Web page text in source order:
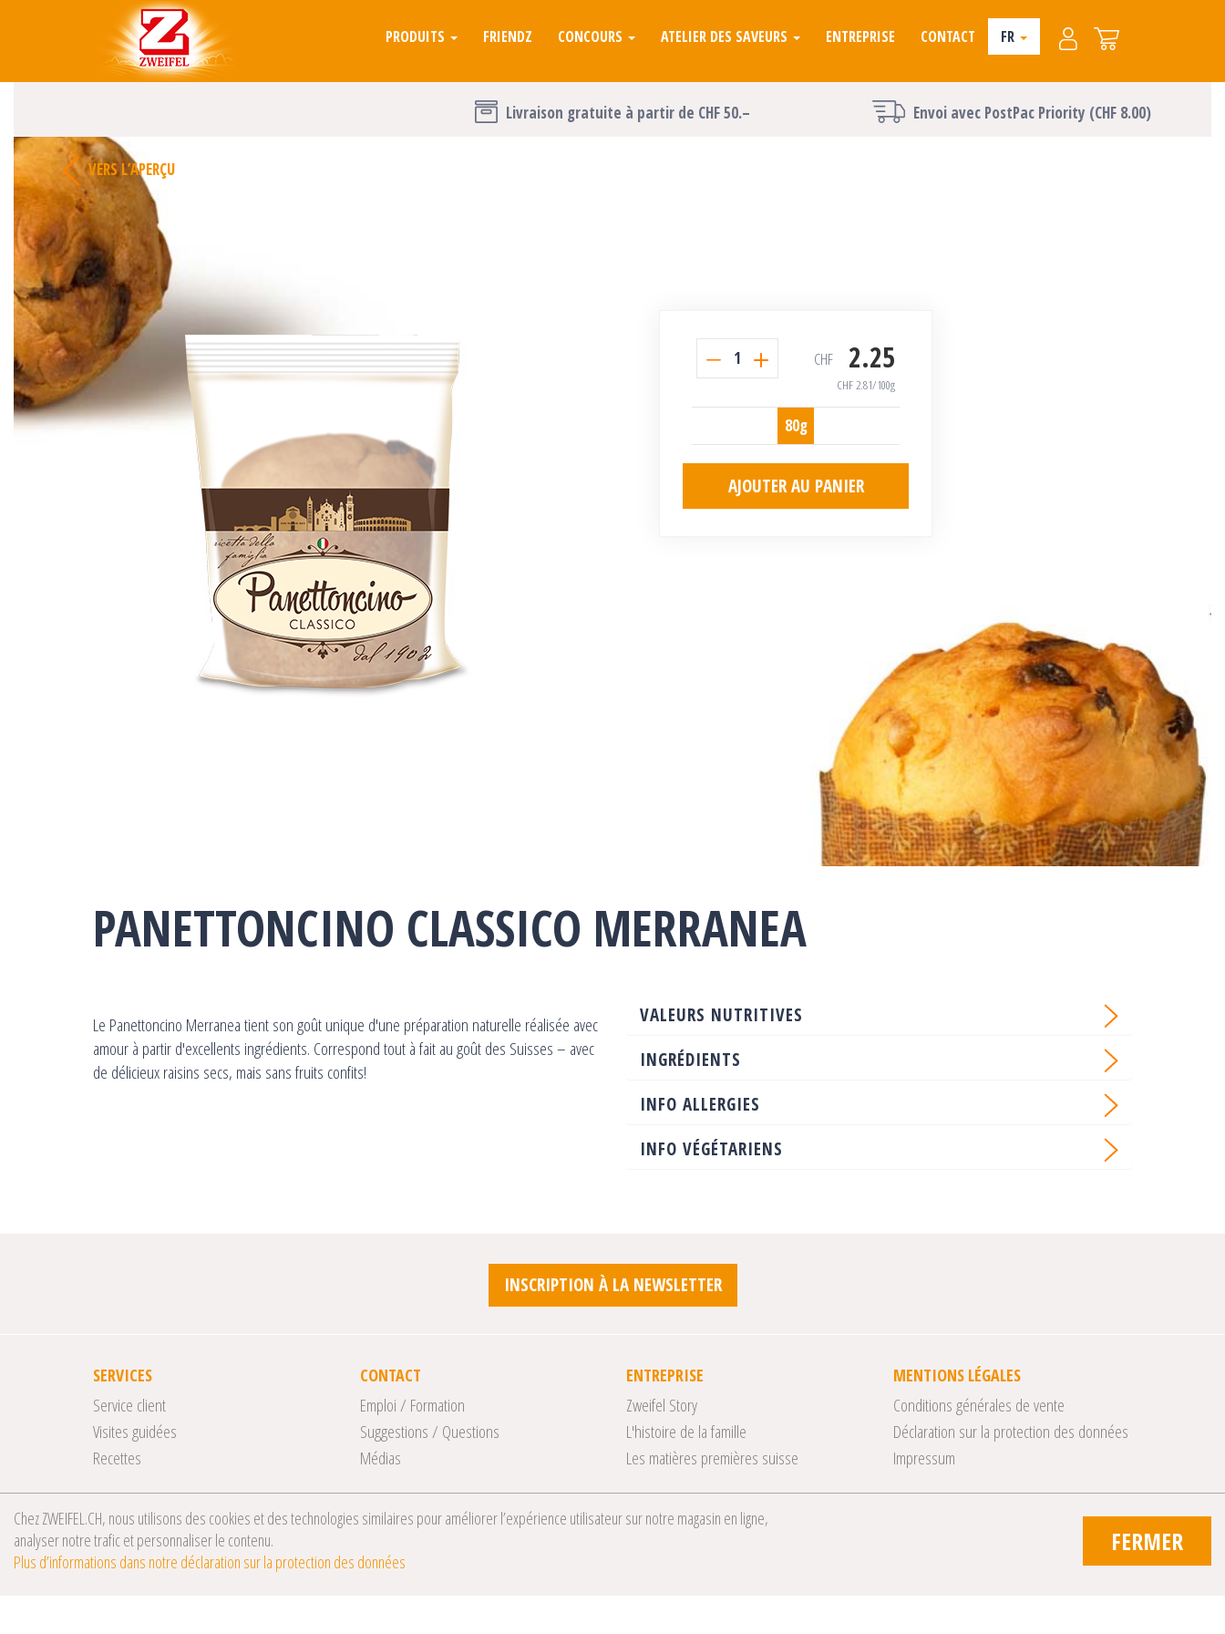
FR
PRODUITS FRIENDZ CONCOURS ATELIER DES SAVEURS ENTREPRISE CONTACT
Livraison gratuite à partir de CHF 50.– Envoi avec PostPac Priority (CHF 8.00)
VERS L’APERÇU
PANETTONCINO CLASSICO MERRANEA
1 CHF 2.25
CHF2.81/100g
80g
AJOUTER AU PANIER
Le Panettoncino Merranea tient son goût unique d'une préparation naturelle réalisée avec
amour à partir d'excellents ingrédients. Correspond tout à fait au goût des Suisses – avec
de délicieux raisins secs, mais sans fruits confits!
VALEURS NUTRITIVES
INGRÉDIENTS
INFO ALLERGIES
INFO VÉGÉTARIENS
INSCRIPTION À LA NEWSLETTER
SERVICES
Service client
Visites guidées
Recettes
CONTACT
Emploi / Formation
Suggestions / Questions
Médias
ENTREPRISE
Zweifel Story
L'histoire de la famille
Les matières premières suisse
MENTIONS LÉGALES
Conditions générales de vente
Déclaration sur la protection des données
Impressum
© 2026 Zweifel Chips & Snacks AG
Chez ZWEIFEL.CH, nous utilisons des cookies et des technologies similaires pour améliorer l’expérience utilisateur sur notre magasin en ligne,
analyser notre trafic et personnaliser le contenu.
Plus d’informations dans notre déclaration sur la protection des données
FERMER